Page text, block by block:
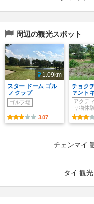
周辺の観光スポット
1.09km
スター ドーム ゴル
フ クラブ
ゴルフ場
3.07
チョク
ァント
アクテ
り物体
チェンマイ
タイ 観